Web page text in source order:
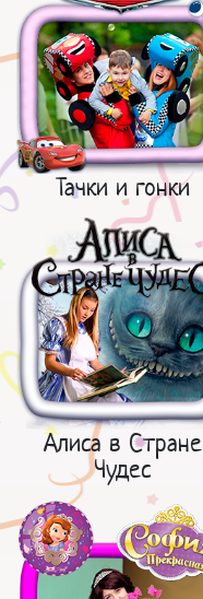
Тачки и гонки
Алиса в Стране
Чудес